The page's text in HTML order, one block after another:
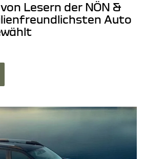
Lesern der NÖN &
Auto